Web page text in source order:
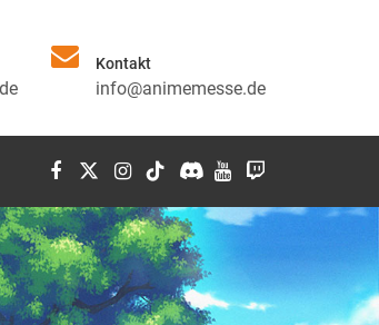
Kontakt
info@animemesse.de